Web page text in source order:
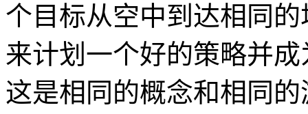
个目标从空中到达相同
来计划一个好的策略并
这是相同的概念和相同